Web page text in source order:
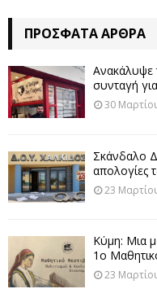
ΠΡΌΣΦΑΤΑ ΆΡΘΡΑ
Ανακάλυψε
συνταγή
30
Σκάνδαλο
απολογίες
23
Κύμη: Μια
1ο
23